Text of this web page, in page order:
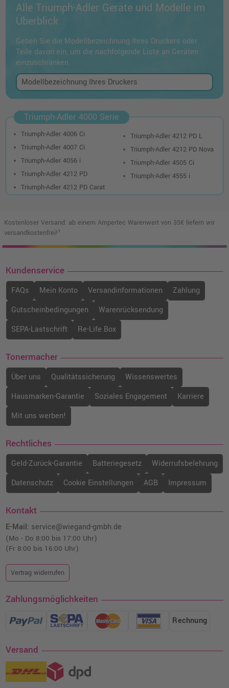
Alle Triumph-Adler Geräte und Modelle im
Überblick
Geben Sie die Modellbezeichnung Ihres Druckers oder
Teile davon ein, um die nachfolgende Liste an Geräten
einzuschränken
Triumph-Adler 4000 Serie
Triumph-Adler 4006 Ci
Triumph-Adler 4007 Ci
Triumph-Adler 4056 i
Triumph-Adler 4212 PD
Triumph-Adler 4212 PD Carat
Triumph-Adler 4212 PD L
Triumph-Adler 4212 PD Nova
Triumph-Adler 4505 Ci
Triumph-Adler 4555 i
Kostenloser Versand: ab einem Ampertec Warenwert von 35€ liefern wir
versandkostenfrei!¹
Kundenservice
FAQs Mein Konto Versandinformationen
Zahlung
Gutscheinbedingungen
Warenrücksendung
SEPA-Lastschrift
Re-Life Box
Tonermacher
Über uns Qualitätssicherung
Wissenswertes
Hausmarken-Garantie
Soziales Engagement
Karriere
Mit uns werben!
Rechtliches
Geld-Zurück-Garantie Batteriegesetz
Widerrufsbelehrung
Datenschutz
Cookie Einstellungen AGB Impressum
Kontakt
E-Mail: service@wiegand-gmbh.de
(Mo - Do 8:00 bis 17:00 Uhr)
(Fr 8:00 bis 16:00 Uhr)
Vertrag widerrufen
Zahlungsmöglichkeiten
Rechnung
Versand